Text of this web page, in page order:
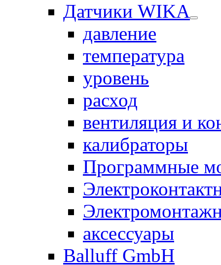
Датчики WIKA
давление
температура
уровень
расход
вентиляция и
калибраторы
Программные
аксессуары
Balluff GmbH